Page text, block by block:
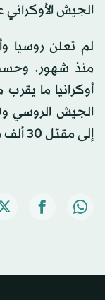
الجيش
لم تعلن روسيا
منذ شهور.
إلى مقتل 30 ألف مدني.